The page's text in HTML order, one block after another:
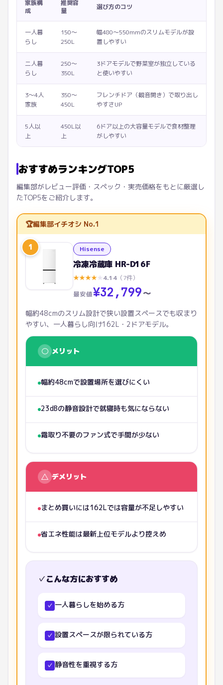
家族構
成
推奨容
量
選び方のコツ
一人暮
らし
150〜
250L
幅480〜550mmのスリムモデルが設
置しやすい
二人暮
らし
250〜
350L
3ドアモデルで野菜室が独立している
と使いやすい
3〜4人
家族
350〜
450L
フレンチドア（観音開き）で取り出し
やすさUP
5人以
上
450L以
上
6ドア以上の大容量モデルで食材整理
がしやすい
おすすめランキングTOP5
編集部がレビュー評価・スペック・実売価格をもとに厳選し
たTOP5をご紹介します。
🏆編集部イチオシ No.1
1 Hisense
冷凍冷蔵庫 HR-D16F
★★★★★4.14 （7件）
最安値¥32,799〜
幅約48cmのスリム設計で狭い設置スペースでも収まり
やすい、一人暮らし向け162L・2ドアモデル。
○ メリット
幅約48cmで設置場所を選びにくい
23dBの静音設計で就寝時も気にならない
霜取り不要のファン式で手間が少ない
△ デメリット
まとめ買いには162Lでは容量が不足しやすい
省エネ性能は最新上位モデルより控えめ
✓こんな方におすすめ
✓ 一人暮らしを始める方
✓ 設置スペースが限られている方
✓ 静音性を重視する方